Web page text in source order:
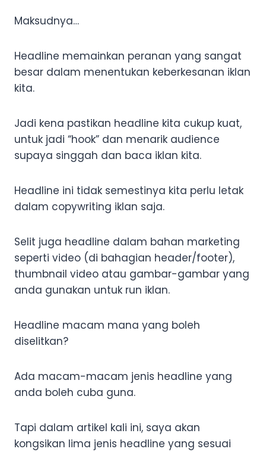
Maksudnya…
Headline memainkan peranan yang sangat
besar dalam menentukan keberkesanan iklan
kita.
Jadi kena pastikan headline kita cukup kuat,
untuk jadi “hook” dan menarik audience
supaya singgah dan baca iklan kita.
Headline ini tidak semestinya kita perlu letak
dalam copywriting iklan saja.
Selit juga headline dalam bahan marketing
seperti video (di bahagian header/footer),
thumbnail video atau gambar-gambar yang
anda gunakan untuk run iklan.
Headline macam mana yang boleh
diselitkan?
Ada macam-macam jenis headline yang
anda boleh cuba guna.
Tapi dalam artikel kali ini, saya akan
kongsikan lima jenis headline yang sesuai